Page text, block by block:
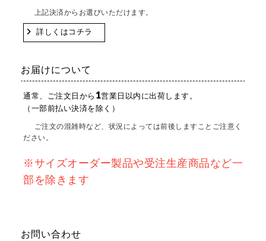
上記決済からお選びいただけます。
詳しくはコチラ
お届けについて
通常、ご注文日から 1営業日以内に出荷します。
（一部前払い決済を除く）
ご注文の混雑時など、状況によっては前後しますことご注意く
ださい。
※サイズオーダー製品や受注生産商品など一
部を除きます
お問い合わせ